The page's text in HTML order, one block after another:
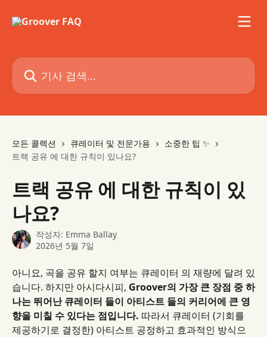
기사 검색...
모든 콜렉션 큐레이터 및 전문가용
소중한 팁 ✨
트랙 공유 에 대한 규칙이 있나요?
트랙 공유 에 대한 규칙이 있
나요?
작성자: Emma Ballay
2026년 5월 7일
아니요, 곡을 공유 할지 여부는 큐레이터 의 재량에 달려 있
습니다. 하지만 아시다시피, Groover의 가장 큰 장점 중 하
나는 뛰어난 큐레이터 들이 아티스트 들의 커리어에 큰 영
향을 미칠 수 있다는 점입니다. 따라서 큐레이터 (기회를
제공하기로 결정한) 아티스트 공정하고 효과적인 방식으